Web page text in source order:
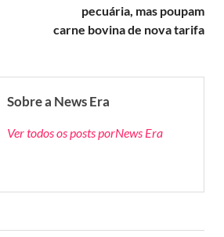
pecuária, mas poupam
carne bovina de nova tarifa
Sobre a News Era
Ver todos os posts porNews Era